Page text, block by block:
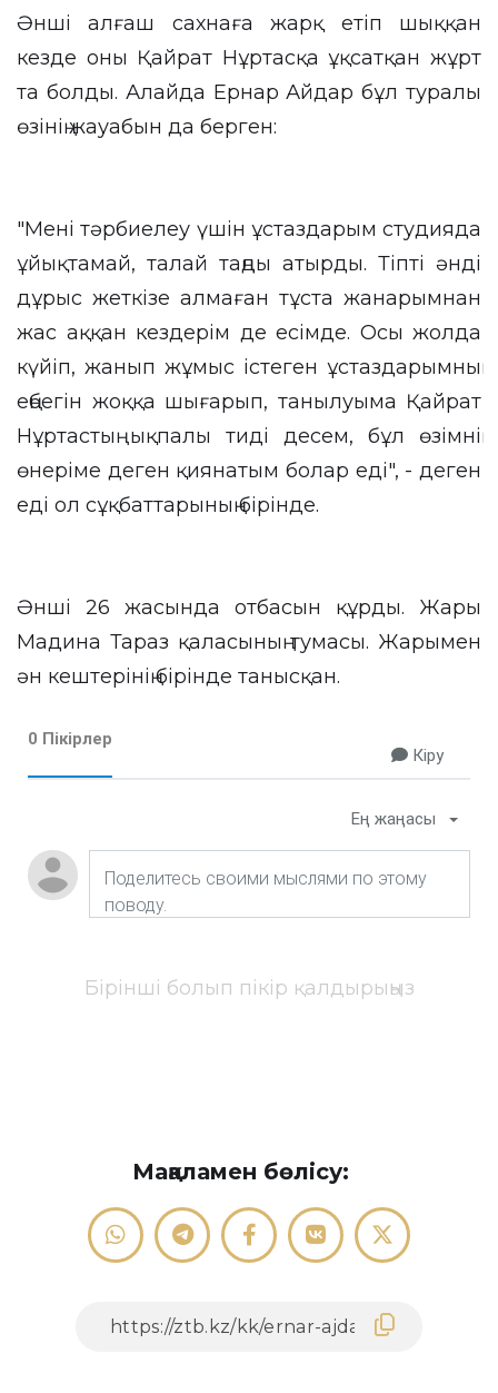
Әнші алғаш сахнаға жарқ етіп шыққан
кезде оны Қайрат Нұртасқа ұқсатқан жұрт
та болды. Алайда Ернар Айдар бұл туралы
өзінің жауабын да берген:
"Мені тәрбиелеу үшін ұстаздарым студияда
ұйықтамай, талай таңды атырды. Тіпті әнді
дұрыс жеткізе алмаған тұста жанарымнан
жас аққан кездерім де есімде. Осы жолда
күйіп, жанып жұмыс істеген ұстаздарымның
еңбегін жоққа шығарып, танылуыма Қайрат
Нұртастың ықпалы тиді десем, бұл өзімнің
өнеріме деген қиянатым болар еді", - деген
еді ол сұқбаттарының бірінде.
Әнші 26 жасында отбасын құрды. Жары
Мадина Тараз қаласының тумасы. Жарымен
ән кештерінің бірінде танысқан.
0 Пікірлер
Кіру
Ең жаңасы
Бірінші болып пікір қалдырыңыз
Мақаламен бөлісу: